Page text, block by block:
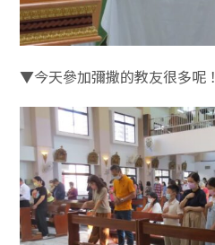
▼今天參加彌撒的教友很多呢！